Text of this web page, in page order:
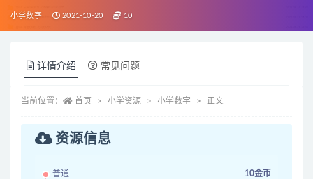
小学数字 2021-10-20 10
详情介绍 常见问题
当前位置： 首页 小学资源 小学数字 正文
资源信息
普通 10金币